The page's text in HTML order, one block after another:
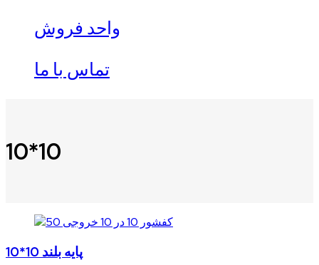
واحد فروش
تماس با ما
10*10
10*10 پایه بلند